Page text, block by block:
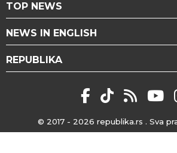
TOP NEWS
NEWS IN ENGLISH
REPUBLIKA
© 2017 - 2026 republika.rs . Sva